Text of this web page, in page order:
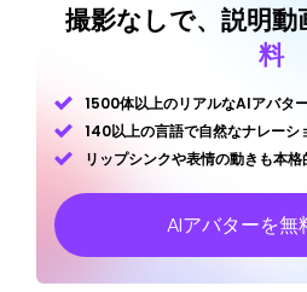
撮影なしで、説明動
料
1500体以上のリアルなAIアバター
140以上の言語で自然なナレーシ
リップシンクや表情の動きも本格
AIアバターを無